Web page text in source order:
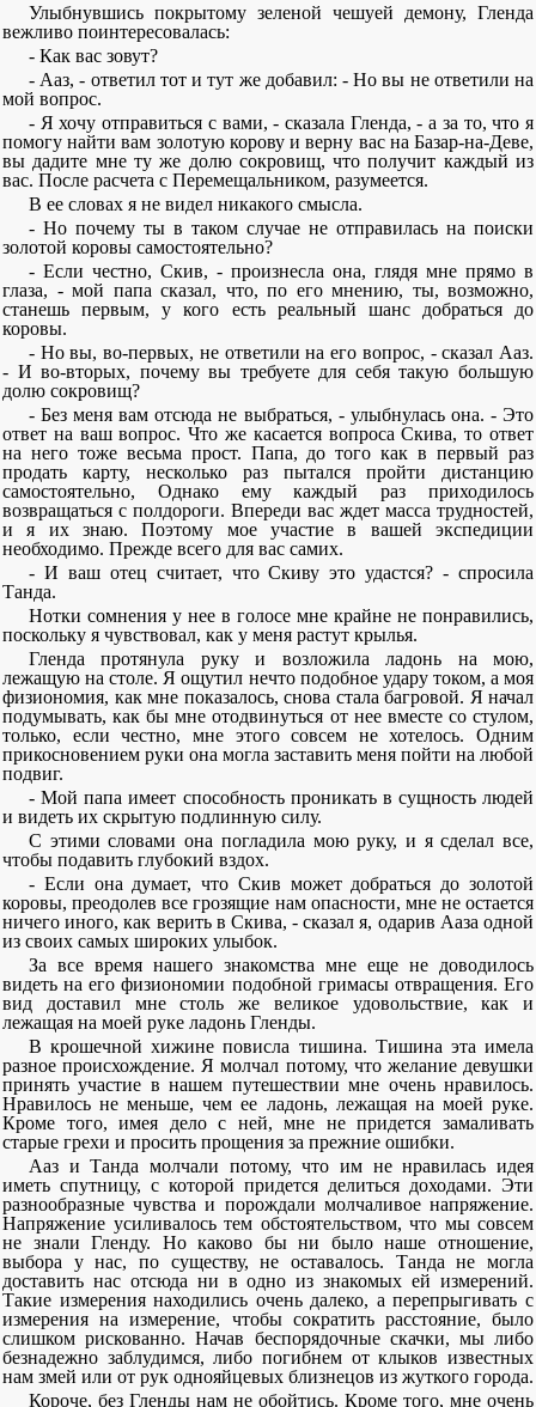
Улыбнувшись покрытому зеленой чешуей демону, Гленда
вежливо поинтересовалась:
- Как вас зовут?
- Ааз, - ответил тот и тут же добавил: - Но вы не ответили на
мой вопрос.
- Я хочу отправиться с вами, - сказала Гленда, - а за то, что я
помогу найти вам золотую корову и верну вас на Базар-на-Деве,
вы дадите мне ту же долю сокровищ, что получит каждый из
вас. После расчета с Перемещальником, разумеется.
В ее словах я не видел никакого смысла.
- Но почему ты в таком случае не отправилась на поиски
золотой коровы самостоятельно?
- Если честно, Скив, - произнесла она, глядя мне прямо в
глаза, - мой папа сказал, что, по его мнению, ты, возможно,
станешь первым, у кого есть реальный шанс добраться до
коровы.
- Но вы, во-первых, не ответили на его вопрос, - сказал Ааз.
- И во-вторых, почему вы требуете для себя такую большую
долю сокровищ?
- Без меня вам отсюда не выбраться, - улыбнулась она. - Это
ответ на ваш вопрос. Что же касается вопроса Скива, то ответ
на него тоже весьма прост. Папа, до того как в первый раз
продать карту, несколько раз пытался пройти дистанцию
самостоятельно, Однако ему каждый раз приходилось
возвращаться с полдороги. Впереди вас ждет масса трудностей,
и я их знаю. Поэтому мое участие в вашей экспедиции
необходимо. Прежде всего для вас самих.
- И ваш отец считает, что Скиву это удастся? - спросила
Танда.
Нотки сомнения у нее в голосе мне крайне не понравились,
поскольку я чувствовал, как у меня растут крылья.
Гленда протянула руку и возложила ладонь на мою,
лежащую на столе. Я ощутил нечто подобное удару током, а моя
физиономия, как мне показалось, снова стала багровой. Я начал
подумывать, как бы мне отодвинуться от нее вместе со стулом,
только, если честно, мне этого совсем не хотелось. Одним
прикосновением руки она могла заставить меня пойти на любой
подвиг.
- Мой папа имеет способность проникать в сущность людей
и видеть их скрытую подлинную силу.
С этими словами она погладила мою руку, и я сделал все,
чтобы подавить глубокий вздох.
- Если она думает, что Скив может добраться до золотой
коровы, преодолев все грозящие нам опасности, мне не остается
ничего иного, как верить в Скива, - сказал я, одарив Ааза одной
из своих самых широких улыбок.
За все время нашего знакомства мне еще не доводилось
видеть на его физиономии подобной гримасы отвращения. Его
вид доставил мне столь же великое удовольствие, как и
лежащая на моей руке ладонь Гленды.
В крошечной хижине повисла тишина. Тишина эта имела
разное происхождение. Я молчал потому, что желание девушки
принять участие в нашем путешествии мне очень нравилось.
Нравилось не меньше, чем ее ладонь, лежащая на моей руке.
Кроме того, имея дело с ней, мне не придется замаливать
старые грехи и просить прощения за прежние ошибки.
Ааз и Танда молчали потому, что им не нравилась идея
иметь спутницу, с которой придется делиться доходами. Эти
разнообразные чувства и порождали молчаливое напряжение.
Напряжение усиливалось тем обстоятельством, что мы совсем
не знали Гленду. Но каково бы ни было наше отношение,
выбора у нас, по существу, не оставалось. Танда не могла
доставить нас отсюда ни в одно из знакомых ей измерений.
Такие измерения находились очень далеко, а перепрыгивать с
измерения на измерение, чтобы сократить расстояние, было
слишком рискованно. Начав беспорядочные скачки, мы либо
безнадежно заблудимся, либо погибнем от клыков известных
нам змей или от рук однояйцевых близнецов из жуткого города.
Короче, без Гленды нам не обойтись. Кроме того, мне очень